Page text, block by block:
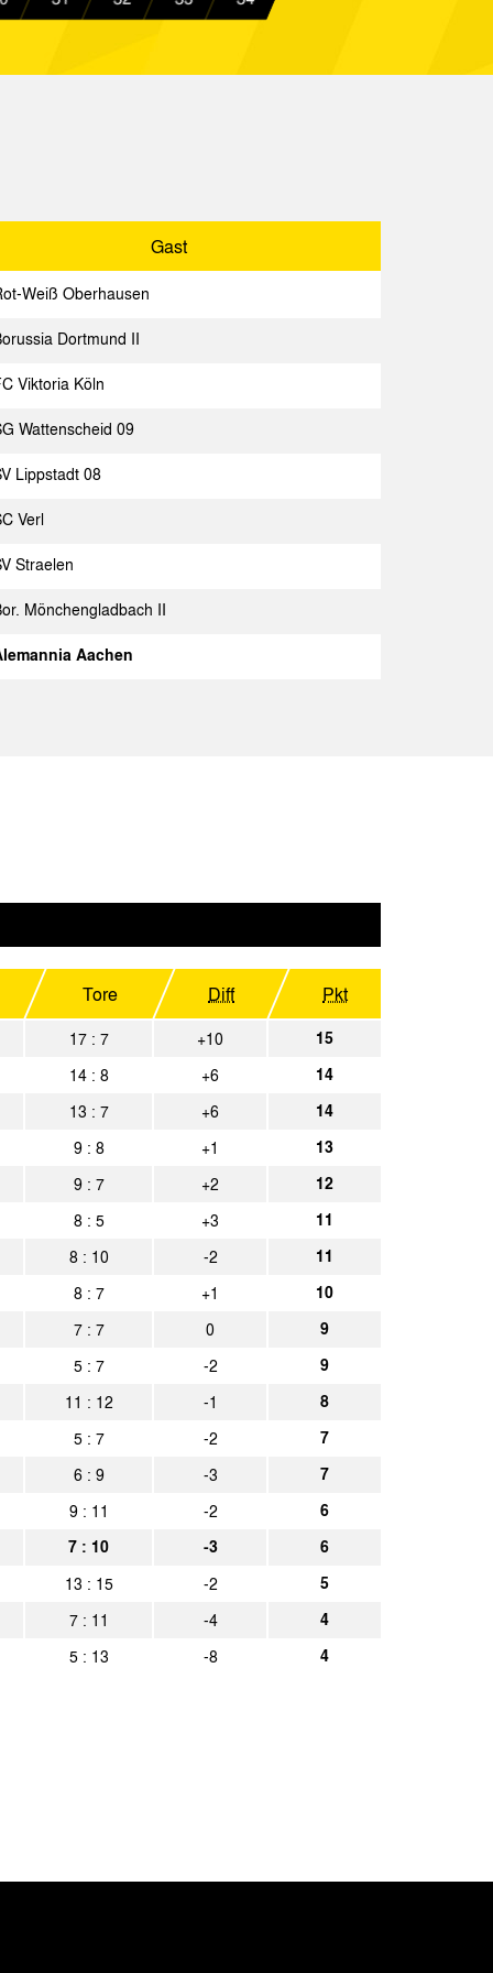
II Spielbericht
Spielbericht
Gast
II
II
Spielbericht
Spielbericht
Spielbericht
Spielbericht
Spielbericht
Spielbericht
Spielbericht
Gast
Weiß Oberhausen
Dortmund II
Viktoria Köln
Wattenscheid 09
Lippstadt 08
Verl
Straelen
Mönchengladbach II
Aachen
Tore Diff Pkt
17 : 7 +10 15
14 : 8 +6 14
13 : 7 +6 14
9 : 8 +1 13
9 : 7 +2 12
8 : 5 +3 11
8 : 10 -2 11
8 : 7 +1 10
7 : 7 0 9
5 : 7 -2 9
11 : 12 -1 8
5 : 7 -2 7
6 : 9 -3 7
9 : 11 -2
6
7 : 10 -3 6
13 : 15 -2 5
7 : 11 -4 4
5 : 13 -8 4